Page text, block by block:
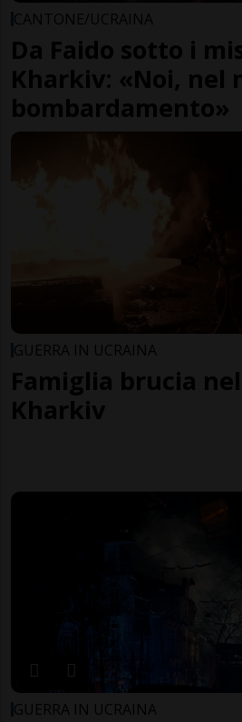
CANTONE/UCRAINA
Da Faido sotto i
Kharkiv: «Noi, nel
bombardamento»
GUERRA IN UCRAINA
Famiglia brucia
Kharkiv
GUERRA IN UCRAINA